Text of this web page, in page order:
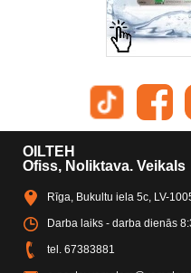
OILTEH
Ofiss, Noliktava. Veikals
Rīga, Bukultu iela 5c, LV-
Darba laiks - darba dienās
tel. 67383881